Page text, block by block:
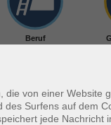
Beruf
die von einer Website
des Surfens auf dem
jede Nachricht